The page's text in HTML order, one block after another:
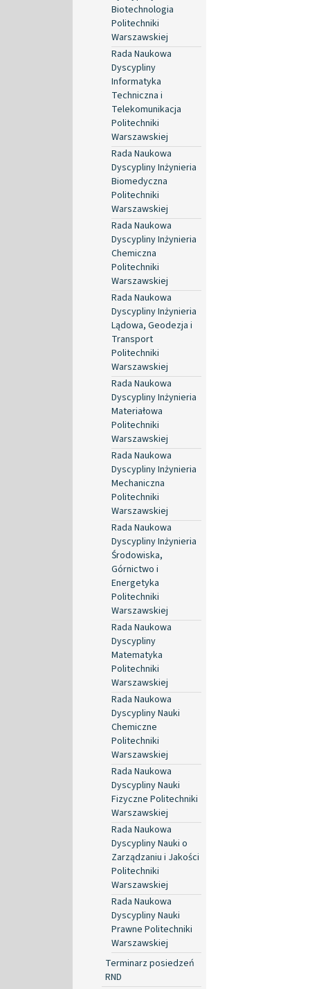
Biotechnologia
Politechniki
Warszawskiej
Rada Naukowa
Dyscypliny
Informatyka
Techniczna i
Telekomunikacja
Politechniki
Warszawskiej
Rada Naukowa
Dyscypliny Inżynieria
Biomedyczna
Politechniki
Warszawskiej
Rada Naukowa
Dyscypliny Inżynieria
Chemiczna
Politechniki
Warszawskiej
Rada Naukowa
Dyscypliny Inżynieria
Lądowa, Geodezja i
Transport
Politechniki
Warszawskiej
Rada Naukowa
Dyscypliny Inżynieria
Materiałowa
Politechniki
Warszawskiej
Rada Naukowa
Dyscypliny Inżynieria
Mechaniczna
Politechniki
Warszawskiej
Rada Naukowa
Dyscypliny Inżynieria
Środowiska,
Górnictwo i
Energetyka
Politechniki
Warszawskiej
Rada Naukowa
Dyscypliny
Matematyka
Politechniki
Warszawskiej
Rada Naukowa
Dyscypliny Nauki
Chemiczne
Politechniki
Warszawskiej
Rada Naukowa
Dyscypliny Nauki
Fizyczne Politechniki
Warszawskiej
Rada Naukowa
Dyscypliny Nauki o
Zarządzaniu i Jakości
Politechniki
Warszawskiej
Rada Naukowa
Dyscypliny Nauki
Prawne Politechniki
Warszawskiej
Terminarz posiedzeń
RND